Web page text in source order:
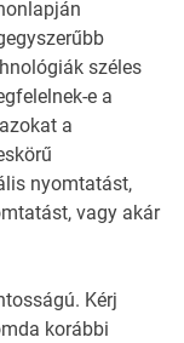
széles
e a
a
nyomtatást,
vagy akár
Kérj
korábbi